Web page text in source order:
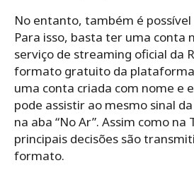
No entanto, também é
Para isso, basta ter uma conta
serviço de streaming oficial da
formato gratuito da
uma conta criada com nome e
pode assistir ao mesmo sinal
na aba “No Ar”. Assim como na
principais decisões são
formato.